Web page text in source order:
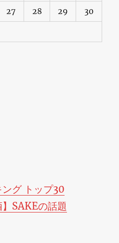
27 28 29 30
グ トップ30
】SAKEの話題